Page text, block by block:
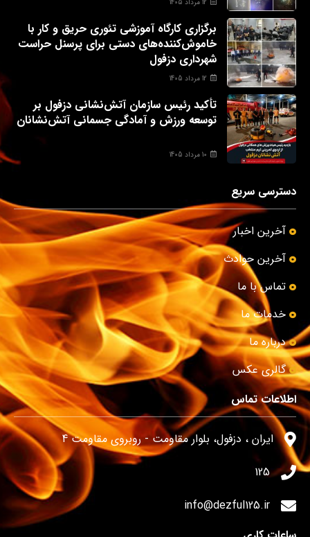
12 مرداد 1405
برگزاری کارگاه آموزشی تئوری حریق و کار با
خاموش‌کننده‌های دستی برای پرسنل حراست
شهرداری دزفول
12 مرداد 1405
تأکید رئیس سازمان آتش‌نشانی دزفول بر
توسعه ورزش و آمادگی جسمانی آتش‌نشانان
10 مرداد 1405
دسترسی سریع
آخرین اخبار
آخرین حوادث
تماس با ما
خدمات ما
درباره ما
گالری عکس
اطلاعات تماس
ایران ، دزفول، بلوار مقاومت - روبروی مقاومت 4
125
info@dezful125.ir